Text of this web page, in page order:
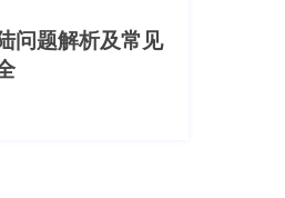
问题解析及常见